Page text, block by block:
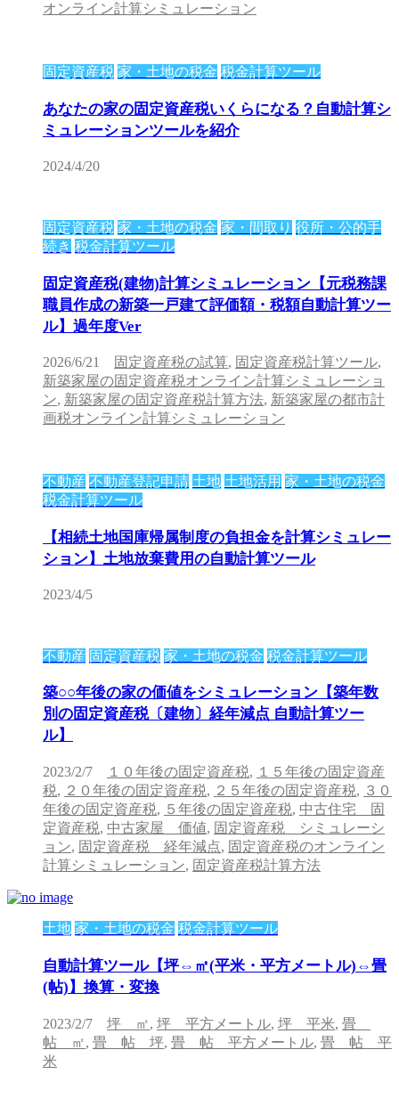
オンライン計算シミュレーション
固定資産税 家・土地の税金 税金計算ツール
あなたの家の固定資産税いくらになる？自動計算シ
ミュレーションツールを紹介
2024/4/20
固定資産税 家・土地の税金 家・間取り 役所・公的手
続き 税金計算ツール
固定資産税(建物)計算シミュレーション【元税務課
職員作成の新築一戸建て評価額・税額自動計算ツー
ル】過年度Ver
2026/6/21 固定資産税の試算, 固定資産税計算ツール,
新築家屋の固定資産税オンライン計算シミュレーショ
ン, 新築家屋の固定資産税計算方法, 新築家屋の都市計
画税オンライン計算シミュレーション
不動産 不動産登記申請 土地 土地活用 家・土地の税金
税金計算ツール
【相続土地国庫帰属制度の負担金を計算シミュレー
ション】土地放棄費用の自動計算ツール
2023/4/5
不動産 固定資産税 家・土地の税金 税金計算ツール
築○○年後の家の価値をシミュレーション【築年数
別の固定資産税〔建物〕経年減点 自動計算ツー
ル】
2023/2/7 １０年後の固定資産税, １５年後の固定資産
税, ２０年後の固定資産税, ２５年後の固定資産税, ３０
年後の固定資産税, ５年後の固定資産税, 中古住宅 固
定資産税, 中古家屋 価値, 固定資産税 シミュレーシ
ョン, 固定資産税 経年減点, 固定資産税のオンライン
計算シミュレーション, 固定資産税計算方法
土地 家・土地の税金 税金計算ツール
自動計算ツール【坪⇔㎡(平米・平方メートル)⇔畳
(帖)】換算・変換
2023/2/7 坪 ㎡, 坪 平方メートル, 坪 平米, 畳
帖 ㎡, 畳 帖 坪, 畳 帖 平方メートル, 畳 帖 平
米